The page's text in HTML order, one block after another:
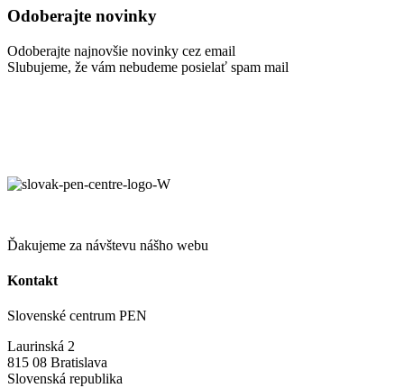
Odoberajte novinky
Odoberajte najnovšie novinky cez email
Slubujeme, že vám nebudeme posielať spam mail
Ďakujeme za návštevu nášho webu
Kontakt
Slovenské centrum PEN
Laurinská 2
815 08 Bratislava
Slovenská republika